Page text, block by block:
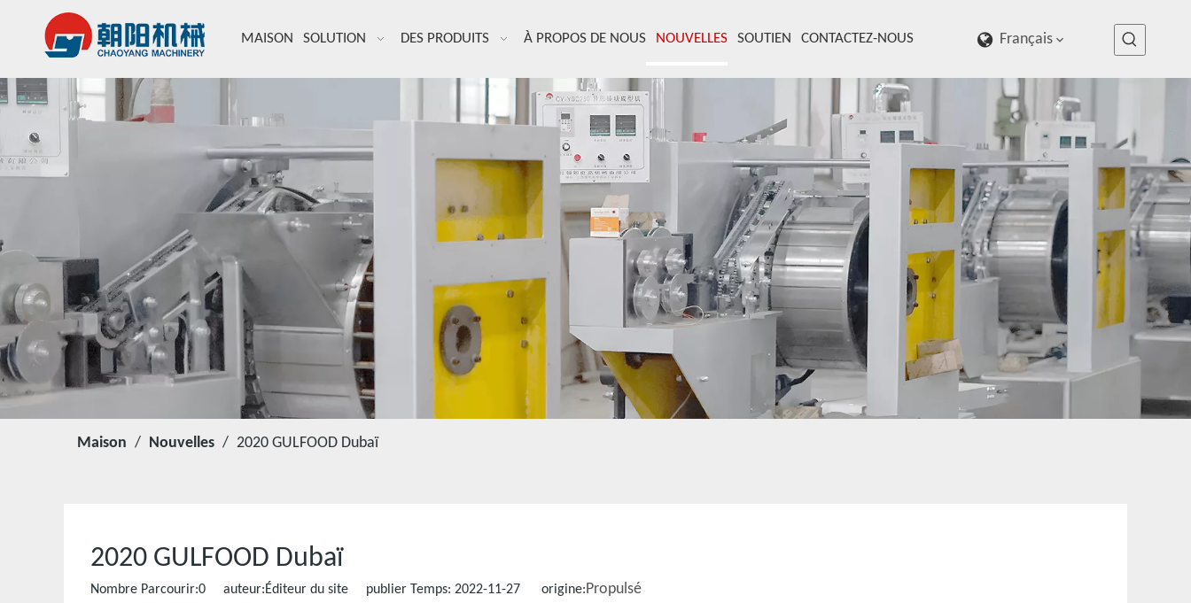
MAISON SOLUTION DES PRODUITS À PROPOS DE NOUS NOUVELLES SOUTIEN CONTACTEZ-NOUS Français
Maison / Nouvelles / 2020 GULFOOD Dubaï
2020 GULFOOD Dubaï
Nombre Parcourir:0 auteur:Éditeur du site publier Temps: 2022-11-27 origine:Propulsé